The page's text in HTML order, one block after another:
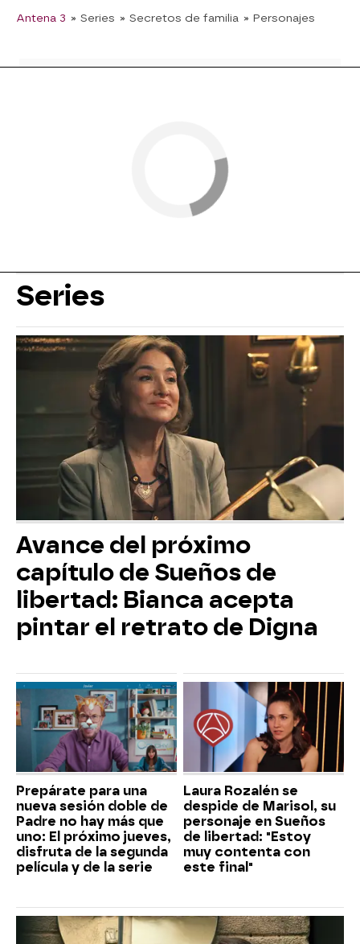
Antena 3 » Series » Secretos de familia » Personajes
Series
Avance del próximo
capítulo de Sueños de
libertad: Bianca acepta
pintar el retrato de Digna
Prepárate para una
nueva sesión doble de
Padre no hay más que
uno: El próximo jueves,
disfruta de la segunda
película y de la serie
Laura Rozalén se
despide de Marisol, su
personaje en Sueños
de libertad: "Estoy
muy contenta con
este final"